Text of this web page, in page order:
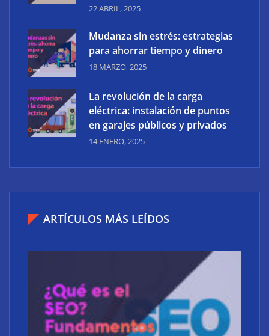
¿Qué son los antimicóticos para pies? Todo sobre
ellos
La revolución digital del mercado inmobiliario
22 ABRIL, 2025
Mudanza sin estrés: estrategias
para ahorrar tiempo y dinero
18 MARZO, 2025
La revolución de la carga
eléctrica: instalación de puntos
en garajes públicos y privados
14 ENERO, 2025
ARTÍCULOS MÁS LEÍDOS